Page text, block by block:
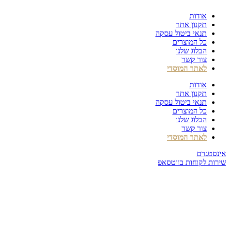
לתוכן
אודות
תקנון אתר
תנאי ביטול עסקה
כל המוצרים
הבלוג שלנו
צור קשר
לאתר המוסדי
אודות
תקנון אתר
תנאי ביטול עסקה
כל המוצרים
הבלוג שלנו
צור קשר
לאתר המוסדי
אינסטגרם
שירות לקוחות בווטסאפ